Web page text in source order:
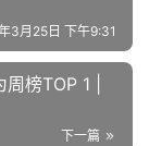
3月25日 下午9:31
榜TOP 1 |
下一篇